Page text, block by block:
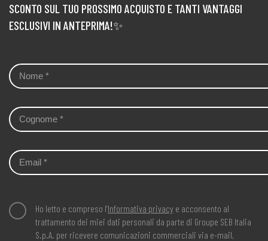
SCONTO SUL TUO PROSSIMO ACQUISTO E TANTI VANTAGGI
ESCLUSIVI IN ANTEPRIMA!✨
Ho letto e compreso l’Informativa privacy e acconsento al
trattamento dei miei dati personali da parte di Groupe SEB Italia
S.p.A. per ricevere comunicazioni commerciali via e-mail,